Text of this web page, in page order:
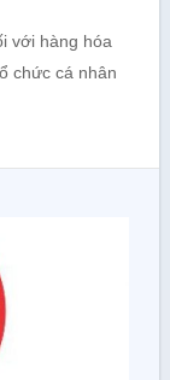
với hàng hóa
chức cá nhân